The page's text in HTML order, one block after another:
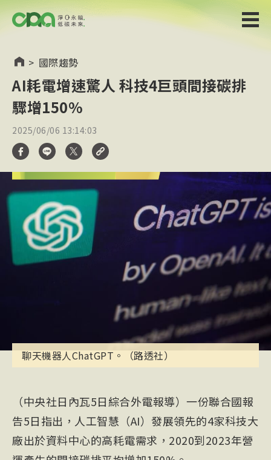
> 國際趨勢
AI耗電增速驚人 科技4巨頭間接碳排
驟增150%
2025/06/06 13:14:03
聊天機器人ChatGPT。（路透社）
（中央社日內瓦5日綜合外電報導）一份聯合國報
告5日指出，人工智慧（AI）發展領先的4家科技大
廠出於資料中心的高耗電需求，2020到2023年營